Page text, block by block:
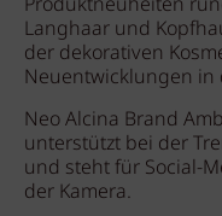
Langhaar und
der dekorativen
Neuentwicklungen in
Neo Alcina Brand
unterstützt bei der
und steht für Social-
der Kamera.